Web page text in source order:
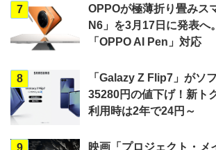
7
OPPOが極薄折り畳みス
N6」を3月17日に発表へ
「OPPO AI Pen」対応
8
「Galazy Z Flip7」がソ
35280円の値下げ！新ト
利用時は2年で24円～
9
映画「プロジェクト・メ